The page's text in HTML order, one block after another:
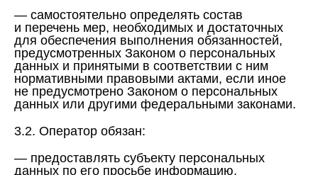
— самостоятельно определять состав
и перечень мер, необходимых и достаточных
для обеспечения выполнения обязанностей,
предусмотренных Законом о персональных
данных и принятыми в соответствии с ним
нормативными правовыми актами, если иное
не предусмотрено Законом о персональных
данных или другими федеральными законами.
3.2. Оператор обязан:
— предоставлять субъекту персональных
данных по его просьбе информацию,